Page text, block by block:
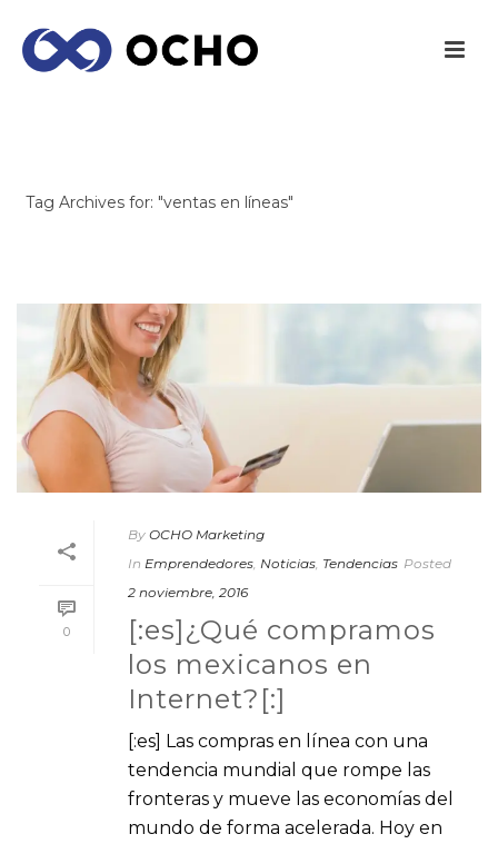
Tag Archives for: "ventas en líneas"
0
By OCHO Marketing
In Emprendedores Noticias Tendencias Posted
2 noviembre, 2016
[:es]¿Qué compramos
los mexicanos en
Internet?[:]
[:es] Las compras en línea con una
tendencia mundial que rompe las
fronteras y mueve las economías del
mundo de forma acelerada. Hoy en